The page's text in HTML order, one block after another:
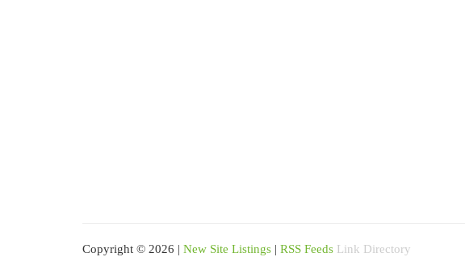
Copyright © 2026 | New Site Listings | RSS Feeds Link Directory